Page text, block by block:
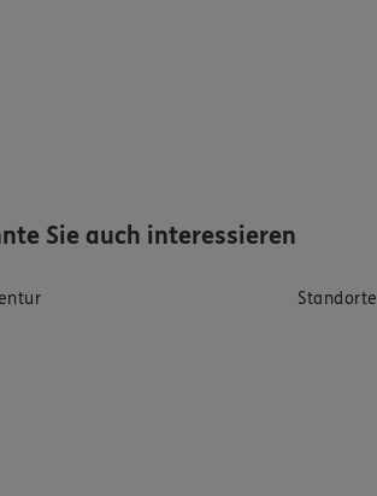
Sie auch interessieren
Standorte